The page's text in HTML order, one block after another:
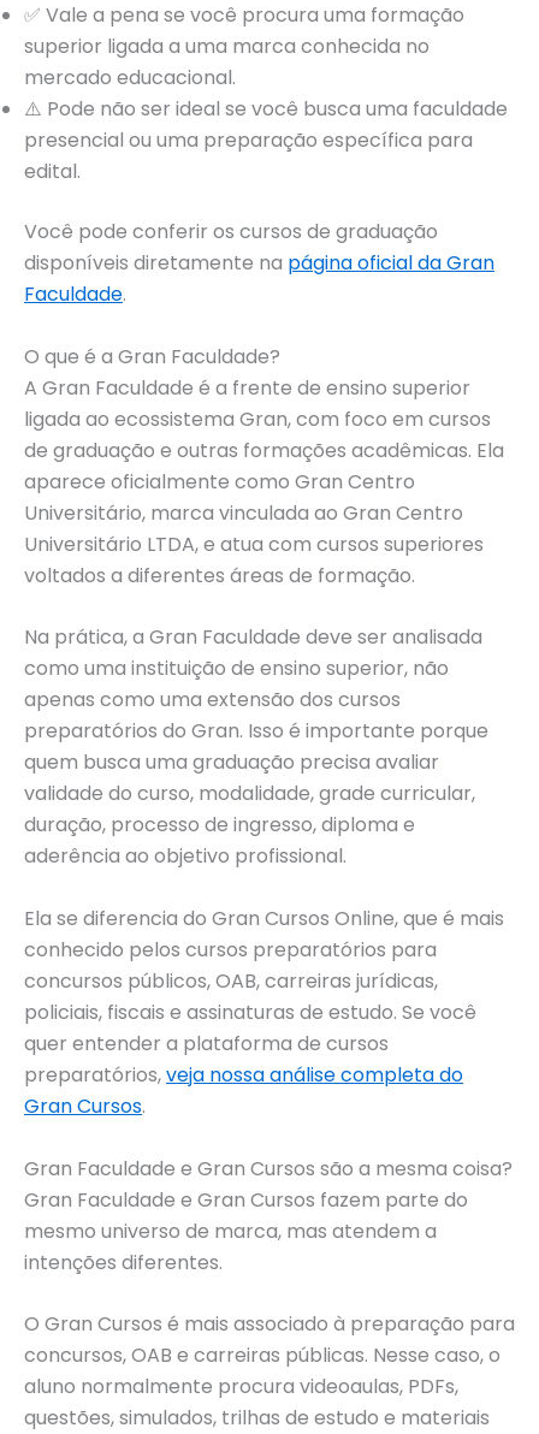
✅ Vale a pena se você procura uma formação
superior ligada a uma marca conhecida no
mercado educacional.
⚠️ Pode não ser ideal se você busca uma faculdade
presencial ou uma preparação específica para
edital.
Você pode conferir os cursos de graduação
disponíveis diretamente na página oficial da Gran
Faculdade.
O que é a Gran Faculdade?
A Gran Faculdade é a frente de ensino superior
ligada ao ecossistema Gran, com foco em cursos
de graduação e outras formações acadêmicas. Ela
aparece oficialmente como Gran Centro
Universitário, marca vinculada ao Gran Centro
Universitário LTDA, e atua com cursos superiores
voltados a diferentes áreas de formação.
Na prática, a Gran Faculdade deve ser analisada
como uma instituição de ensino superior, não
apenas como uma extensão dos cursos
preparatórios do Gran. Isso é importante porque
quem busca uma graduação precisa avaliar
validade do curso, modalidade, grade curricular,
duração, processo de ingresso, diploma e
aderência ao objetivo profissional.
Ela se diferencia do Gran Cursos Online, que é mais
conhecido pelos cursos preparatórios para
concursos públicos, OAB, carreiras jurídicas,
policiais, fiscais e assinaturas de estudo. Se você
quer entender a plataforma de cursos
preparatórios,veja nossa análise completa do
Gran Cursos.
Gran Faculdade e Gran Cursos são a mesma coisa?
Gran Faculdade e Gran Cursos fazem parte do
mesmo universo de marca, mas atendem a
intenções diferentes.
O Gran Cursos é mais associado à preparação para
concursos, OAB e carreiras públicas. Nesse caso, o
aluno normalmente procura videoaulas, PDFs,
questões, simulados, trilhas de estudo e materiais